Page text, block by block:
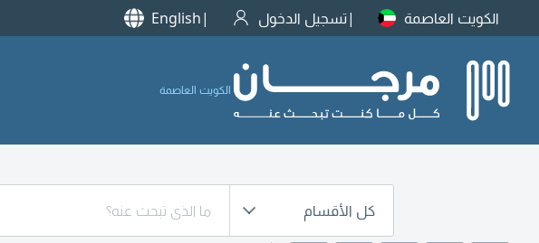
الكويت العاصمة تسجيل الدخول English
الكويت العاصمة
كل الأقسام